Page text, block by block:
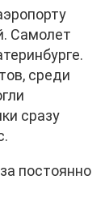
Самолет
среди
сразу
постоянно